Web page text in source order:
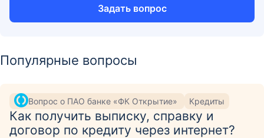
Задать вопрос
Популярные вопросы
Вопрос о ПАО банке «ФК Открытие» Кредиты
Как получить выписку, справку и
договор по кредиту через интернет?